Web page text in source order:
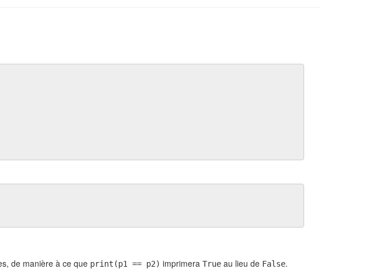
de manière à ce que print(p1 == p2) imprimera True au lieu de False.